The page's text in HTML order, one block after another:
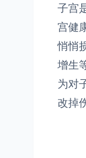
子宫
宫健
悄悄
增生
为对
改掉